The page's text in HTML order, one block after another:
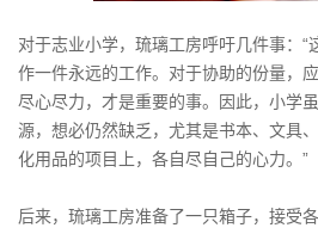
对于志业小学，琉璃工房呼吁几件事：“
作一件永远的工作。对于协助的份量，
尽心尽力，才是重要的事。因此，小学
源，想必仍然缺乏，尤其是书本、文具
化用品的项目上，各自尽自己的心力。”
后来，琉璃工房准备了一只箱子，接受